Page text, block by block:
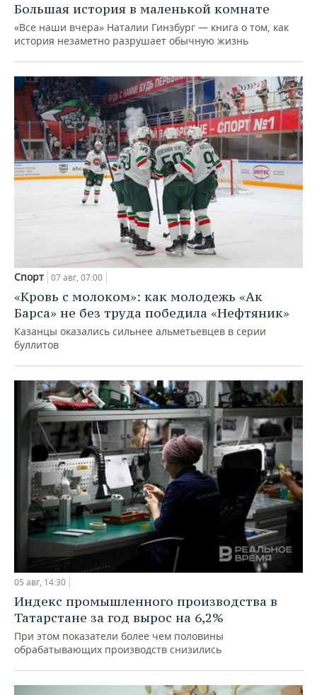
Большая история в маленькой комнате
«Все наши вчера» Наталии Гинзбург — книга о том, как
история незаметно разрушает обычную жизнь
Спорт 07 авг, 07:00
«Кровь с молоком»: как молодежь «Ак
Барса» не без труда победила «Нефтяник»
Казанцы оказались сильнее альметьевцев в серии
буллитов
05 авг, 14:30
Индекс промышленного производства в
Татарстане за год вырос на 6,2%
При этом показатели более чем половины
обрабатывающих производств снизились